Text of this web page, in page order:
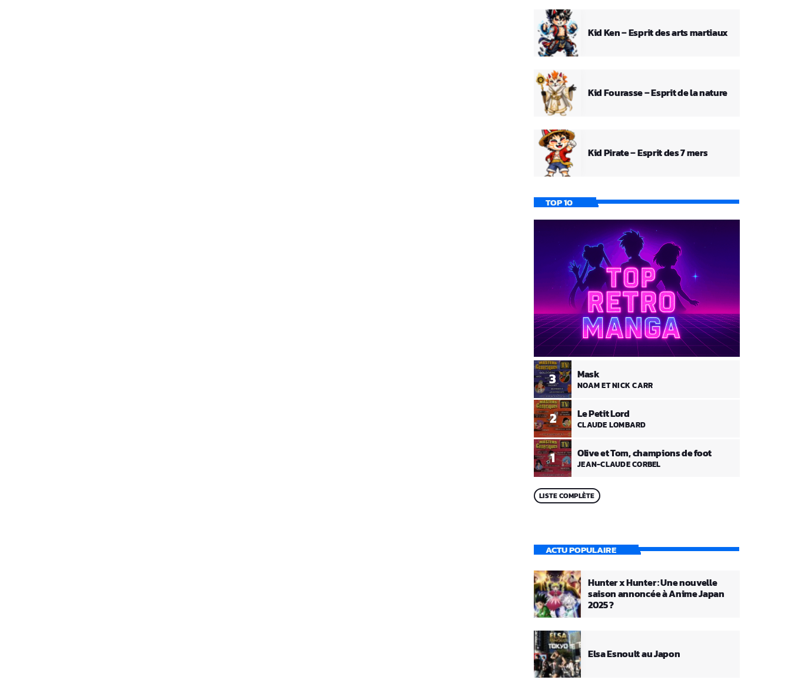
Kid Ken – Esprit des arts martiaux
Kid Fourasse – Esprit de la nature
Kid Pirate – Esprit des 7 mers
TOP 10
1 Olive et Tom, champions de foot
JEAN-CLAUDE CORBEL
2 Le Petit Lord
CLAUDE LOMBARD
3 Mask
NOAM ET NICK CARR
LISTE COMPLÈTE
ACTU POPULAIRE
Hunter x Hunter : Une nouvelle
saison annoncée à Anime Japan
2025 ?
Elsa Esnoult au Japon